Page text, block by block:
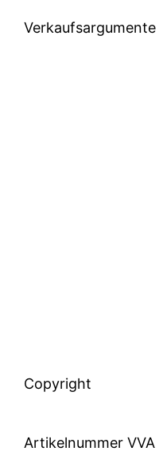
Verkaufsargumente
Copyright
Artikelnummer VVA